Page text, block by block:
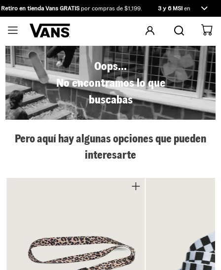
en tienda Vans GRATISpor compras de $1,199. 3 y 6 MSIen compras
Oops...
No encontramos lo que
buscabas
Pero aquí hay algunas opciones que pueden
interesarte